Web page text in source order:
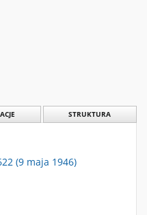
STRUKTURA
(9 maja 1946)